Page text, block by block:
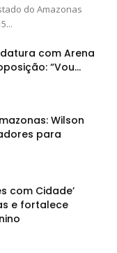
do Amazonas
com Arena
“Vou...
Wilson
para
com Cidade’
e fortalece